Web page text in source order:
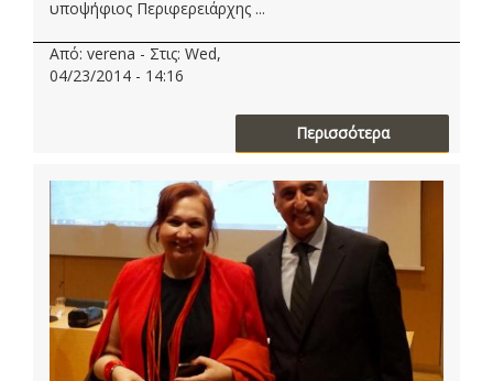
υποψήφιος Περιφερειάρχης ...
Από: verena - Στις: Wed,
04/23/2014 - 14:16
Περισσότερα